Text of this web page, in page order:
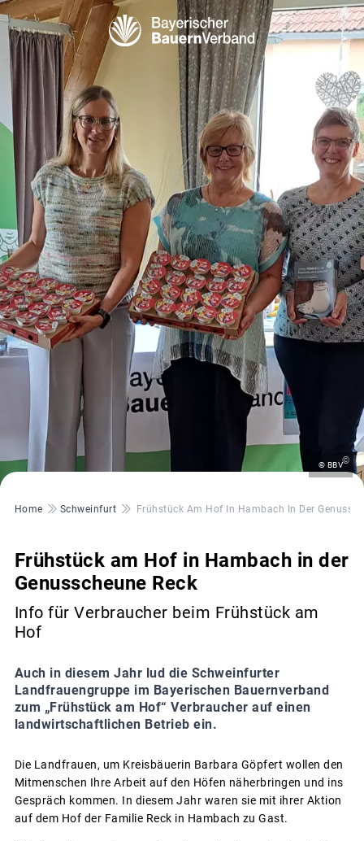
© BBV©
Pfadnavigation
Home Schweinfurt Frühstück Am Hof In Hambach In Der
Frühstück am Hof in Hambach in der
Genusscheune Reck
Info für Verbraucher beim Frühstück am
Hof
Auch in diesem Jahr lud die Schweinfurter
Landfrauengruppe im Bayerischen Bauernverband
zum „Frühstück am Hof“ Verbraucher auf einen
landwirtschaftlichen Betrieb ein.
Die Landfrauen, um Kreisbäuerin Barbara Göpfert wollen den
Mitmenschen Ihre Arbeit auf den Höfen näherbringen und ins
Gespräch kommen. In diesem Jahr waren sie mit ihrer Aktion
auf dem Hof der Familie Reck in Hambach zu Gast.